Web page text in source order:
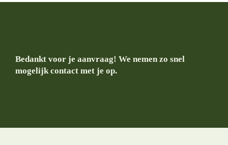
Bedankt voor je aanvraag! We nemen zo snel
mogelijk contact met je op.